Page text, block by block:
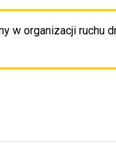
w organizacji ruchu